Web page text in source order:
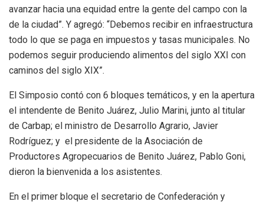
avanzar hacia una equidad entre la gente del campo con la
de la ciudad”. Y agregó: “Debemos recibir en infraestructura
todo lo que se paga en impuestos y tasas municipales. No
podemos seguir produciendo alimentos del siglo XXI con
caminos del siglo XIX”.
El Simposio contó con 6 bloques temáticos, y en la apertura
el intendente de Benito Juárez, Julio Marini, junto al titular
de Carbap; el ministro de Desarrollo Agrario, Javier
Rodríguez; y el presidente de la Asociación de
Productores Agropecuarios de Benito Juárez, Pablo Goni,
dieron la bienvenida a los asistentes.
En el primer bloque el secretario de Confederación y